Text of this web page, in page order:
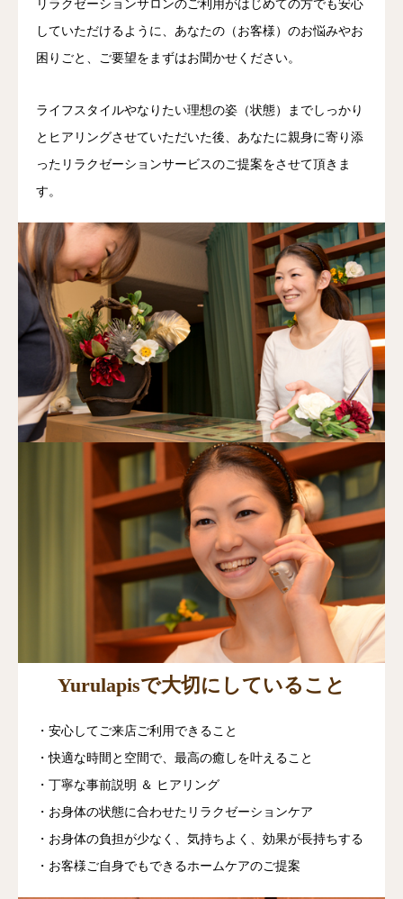
リラクゼーションサロンのご利用がはじめての方でも安心
していただけるように、あなたの（お客様）のお悩みやお
困りごと、ご要望をまずはお聞かせください。
ライフスタイルやなりたい理想の姿（状態）までしっかり
とヒアリングさせていただいた後、あなたに親身に寄り添
ったリラクゼーションサービスのご提案をさせて頂きま
す。
Yurulapisで大切にしていること
・安心してご来店ご利用できること
・快適な時間と空間で、最高の癒しを叶えること
・丁寧な事前説明 ＆ ヒアリング
・お身体の状態に合わせたリラクゼーションケア
・お身体の負担が少なく、気持ちよく、効果が長持ちする
・お客様ご自身でもできるホームケアのご提案